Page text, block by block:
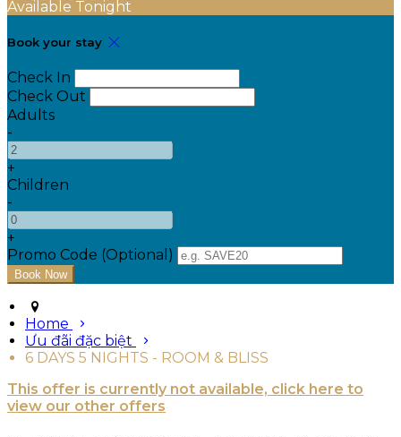
Available Tonight
Book your stay
Check In
Check Out
Adults
-
+
Children
-
+
Promo Code (Optional)
Home
Ưu đãi đặc biệt
6 DAYS 5 NIGHTS - ROOM & BLISS
This offer is currently not available, click here to
view our other offers